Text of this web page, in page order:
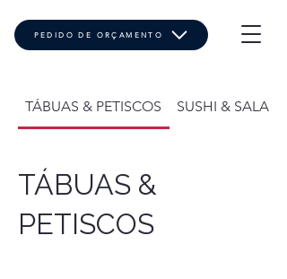
PEDIDO DE ORÇAMENTO
TÁBUAS & PETISCOS SUSHI &
TÁBUAS &
PETISCOS